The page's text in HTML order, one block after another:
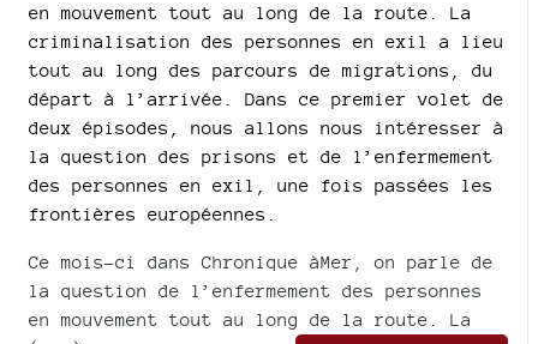
en mouvement tout au long de la route. La
criminalisation des personnes en exil a lieu
tout au long des parcours de migrations, du
départ à l’arrivée. Dans ce premier volet de
deux épisodes, nous allons nous intéresser à
la question des prisons et de l’enfermement
des personnes en exil, une fois passées les
frontières européennes.
Ce mois-ci dans Chronique àMer, on parle de
la question de l’enfermement des personnes
en mouvement tout au long de la route. La